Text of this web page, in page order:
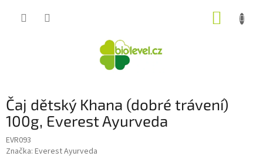
Čaj dětský Khana (dobré trávení)
100g, Everest Ayurveda
EVR093
Značka: Everest Ayurveda